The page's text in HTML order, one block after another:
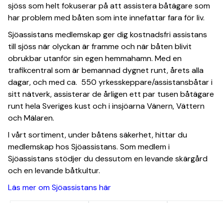
sjöss som helt fokuserar på att assistera båtägare som
har problem med båten som inte innefattar fara för liv.
Sjöassistans medlemskap ger dig kostnadsfri assistans
till sjöss när olyckan är framme och när båten blivit
obrukbar utanför sin egen hemmahamn. Med en
trafikcentral som är bemannad dygnet runt, årets alla
dagar, och med ca. 550 yrkesskeppare/assistansbåtar i
sitt nätverk, assisterar de årligen ett par tusen båtägare
runt hela Sveriges kust och i insjöarna Vänern, Vättern
och Mälaren.
I vårt sortiment, under båtens säkerhet, hittar du
medlemskap hos Sjöassistans. Som medlem i
Sjöassistans stödjer du dessutom en levande skärgård
och en levande båtkultur.
Läs mer om Sjöassistans här